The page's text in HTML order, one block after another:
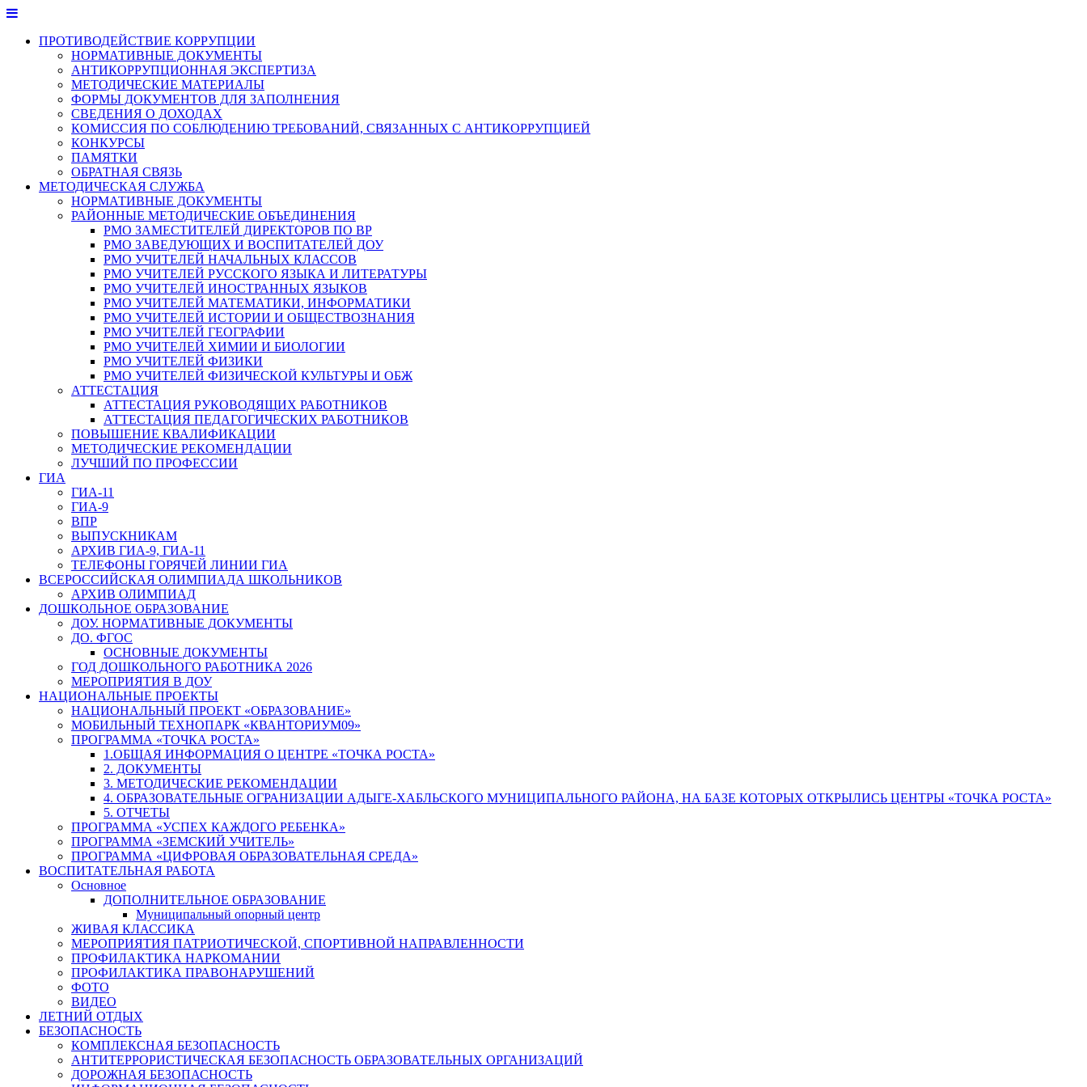
Перейти
содержимому
ПРОТИВОДЕЙСТВИЕ КОРРУПЦИИ
НОРМАТИВНЫЕ ДОКУМЕНТЫ
АНТИКОРРУПЦИОННАЯ ЭКСПЕРТИЗА
МЕТОДИЧЕСКИЕ МАТЕРИАЛЫ
ФОРМЫ ДОКУМЕНТОВ ДЛЯ ЗАПОЛНЕНИЯ
СВЕДЕНИЯ О ДОХОДАХ
КОМИССИЯ ПО СОБЛЮДЕНИЮ ТРЕБОВАНИЙ, СВЯЗАННЫХ С АНТИКОРРУПЦИЕЙ
КОНКУРСЫ
ПАМЯТКИ
ОБРАТНАЯ СВЯЗЬ
МЕТОДИЧЕСКАЯ СЛУЖБА
НОРМАТИВНЫЕ ДОКУМЕНТЫ
РАЙОННЫЕ МЕТОДИЧЕСКИЕ ОБЪЕДИНЕНИЯ
РМО ЗАМЕСТИТЕЛЕЙ ДИРЕКТОРОВ ПО ВР
РМО ЗАВЕДУЮЩИХ И ВОСПИТАТЕЛЕЙ ДОУ
РМО УЧИТЕЛЕЙ НАЧАЛЬНЫХ КЛАССОВ
РМО УЧИТЕЛЕЙ РУССКОГО ЯЗЫКА И ЛИТЕРАТУРЫ
РМО УЧИТЕЛЕЙ ИНОСТРАННЫХ ЯЗЫКОВ
РМО УЧИТЕЛЕЙ МАТЕМАТИКИ, ИНФОРМАТИКИ
РМО УЧИТЕЛЕЙ ИСТОРИИ И ОБЩЕСТВОЗНАНИЯ
РМО УЧИТЕЛЕЙ ГЕОГРАФИИ
РМО УЧИТЕЛЕЙ ХИМИИ И БИОЛОГИИ
РМО УЧИТЕЛЕЙ ФИЗИКИ
РМО УЧИТЕЛЕЙ ФИЗИЧЕСКОЙ КУЛЬТУРЫ И ОБЖ
АТТЕСТАЦИЯ
АТТЕСТАЦИЯ РУКОВОДЯЩИХ РАБОТНИКОВ
АТТЕСТАЦИЯ ПЕДАГОГИЧЕСКИХ РАБОТНИКОВ
ПОВЫШЕНИЕ КВАЛИФИКАЦИИ
МЕТОДИЧЕСКИЕ РЕКОМЕНДАЦИИ
ЛУЧШИЙ ПО ПРОФЕССИИ
ГИА
ГИА-11
ГИА-9
ВПР
ВЫПУСКНИКАМ
АРХИВ ГИА-9, ГИА-11
ТЕЛЕФОНЫ ГОРЯЧЕЙ ЛИНИИ ГИА
ВСЕРОССИЙСКАЯ ОЛИМПИАДА ШКОЛЬНИКОВ
АРХИВ ОЛИМПИАД
ДОШКОЛЬНОЕ ОБРАЗОВАНИЕ
ДОУ. НОРМАТИВНЫЕ ДОКУМЕНТЫ
ДО. ФГОС
ОСНОВНЫЕ ДОКУМЕНТЫ
ГОД ДОШКОЛЬНОГО РАБОТНИКА 2026
МЕРОПРИЯТИЯ В ДОУ
НАЦИОНАЛЬНЫЕ ПРОЕКТЫ
НАЦИОНАЛЬНЫЙ ПРОЕКТ «ОБРАЗОВАНИЕ»
МОБИЛЬНЫЙ ТЕХНОПАРК «КВАНТОРИУМ09»
ПРОГРАММА «ТОЧКА РОСТА»
1.ОБЩАЯ ИНФОРМАЦИЯ О ЦЕНТРЕ «ТОЧКА РОСТА»
2. ДОКУМЕНТЫ
3. МЕТОДИЧЕСКИЕ РЕКОМЕНДАЦИИ
4. ОБРАЗОВАТЕЛЬНЫЕ ОГРАНИЗАЦИИ АДЫГЕ-ХАБЛЬСКОГО МУНИЦИПАЛЬНОГО РАЙОНА, НА БАЗЕ КОТОРЫХ ОТКРЫЛИСЬ ЦЕНТРЫ «ТОЧКА РОСТА»
5. ОТЧЕТЫ
ПРОГРАММА «УСПЕХ КАЖДОГО РЕБЕНКА»
ПРОГРАММА «ЗЕМСКИЙ УЧИТЕЛЬ»
ПРОГРАММА «ЦИФРОВАЯ ОБРАЗОВАТЕЛЬНАЯ СРЕДА»
ВОСПИТАТЕЛЬНАЯ РАБОТА
Основное
ДОПОЛНИТЕЛЬНОЕ ОБРАЗОВАНИЕ
Муниципальный опорный центр
ЖИВАЯ КЛАССИКА
МЕРОПРИЯТИЯ ПАТРИОТИЧЕСКОЙ, СПОРТИВНОЙ НАПРАВЛЕННОСТИ
ПРОФИЛАКТИКА НАРКОМАНИИ
ПРОФИЛАКТИКА ПРАВОНАРУШЕНИЙ
ФОТО
ВИДЕО
ЛЕТНИЙ ОТДЫХ
БЕЗОПАСНОСТЬ
КОМПЛЕКСНАЯ БЕЗОПАСНОСТЬ
АНТИТЕРРОРИСТИЧЕСКАЯ БЕЗОПАСНОСТЬ ОБРАЗОВАТЕЛЬНЫХ ОРГАНИЗАЦИЙ
ДОРОЖНАЯ БЕЗОПАСНОСТЬ